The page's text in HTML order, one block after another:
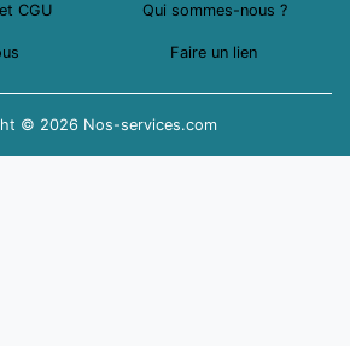
CGU Qui sommes-nous ?
Faire un lien
© 2026 Nos-services.com